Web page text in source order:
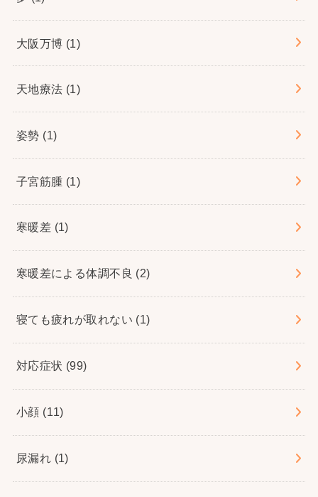
大阪万博 (1)
天地療法 (1)
姿勢 (1)
子宮筋腫 (1)
寒暖差 (1)
寒暖差による体調不良 (2)
寝ても疲れが取れない (1)
対応症状 (99)
小顔 (11)
尿漏れ (1)